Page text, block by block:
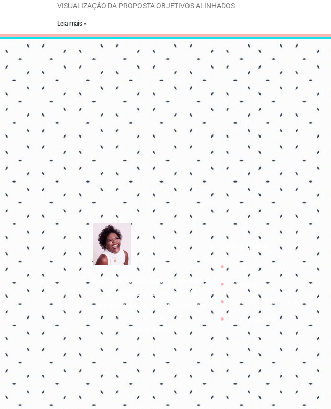
VISUALIZAÇÃO DA PROPOSTA OBJETIVOS ALINHADOS
Leia mais »
Para que todos vejam, e saibam, e
considerem, e juntamente
entendam que a mão do Senhor
fez isto
Isaías 41:20
Links úteis
Contato
Política de Privacidade
Termos de Uso